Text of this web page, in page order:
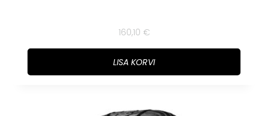
160,10 €
LISA KORVI